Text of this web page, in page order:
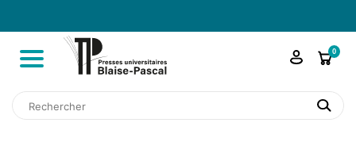
shopping_cart0

search